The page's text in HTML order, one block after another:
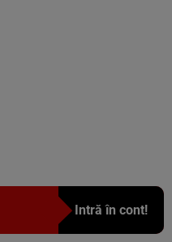
Intră în cont!